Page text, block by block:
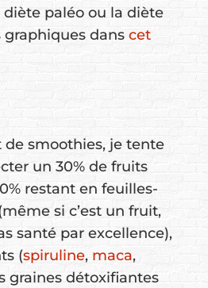
paléo ou la diète
graphiques dans cet
de smoothies, je tente
un 30% de fruits
restant en feuilles-
si c’est un fruit,
santé par excellence),
(spiruline, maca,
graines détoxifiantes